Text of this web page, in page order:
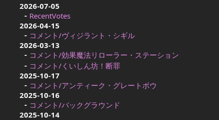
2026-07-05
RecentVotes
2026-04-15
コメント/ヴィジラント・シギル
2026-03-13
コメント/効果魔法リローラー・ステーション
コメント/くいしん坊！断罪
2025-10-17
コメント/アンティーク・グレートボウ
2025-10-16
コメント/バックグラウンド
2025-10-14